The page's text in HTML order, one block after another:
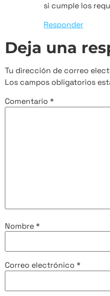
si cumple los
Responder
Deja una
Tu dirección de correo
Los campos obligatorios
Comentario *
Nombre*
Correo electrónico *